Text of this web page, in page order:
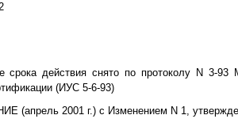
срока действия снято по протоколу N 3-93
(ИУС 5-6-93)
(апрель 2001 г.) с Изменением N 1,